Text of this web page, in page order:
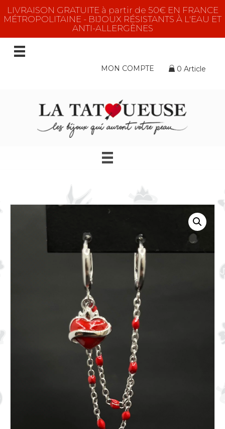
LIVRAISON GRATUITE à partir de 50€ EN FRANCE
MÉTROPOLITAINE - BIJOUX RÉSISTANTS À L'EAU ET
ANTI-ALLERGÈNES
MON COMPTE 0 Article